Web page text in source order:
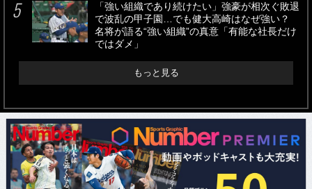
「強い組織であり続けたい」強豪が相次ぐ敗退
で波乱の甲子園…でも健大高崎はなぜ強い？
名将が語る“強い組織”の真意「有能な社長だけ
ではダメ」
もっと見る